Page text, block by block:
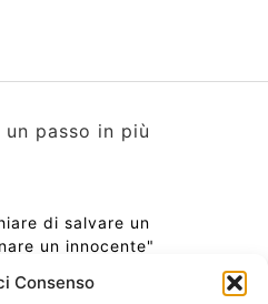
Consenso
passo in più
di salvare un
un innocente"